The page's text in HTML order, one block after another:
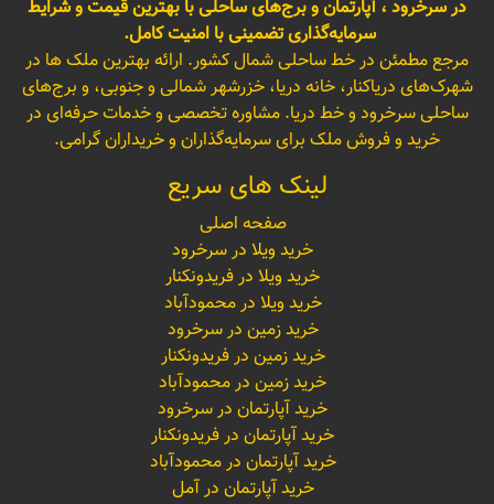
در سرخرود ، آپارتمان و برج‌های ساحلی با بهترین قیمت و شرایط
سرمایه‌گذاری تضمینی با امنیت کامل.
مرجع مطمئن در خط ساحلی شمال کشور. ارائه بهترین ملک ها در
شهرک‌های دریاکنار، خانه دریا، خزرشهر شمالی و جنوبی، و برج‌های
ساحلی سرخرود و خط دریا. مشاوره تخصصی و خدمات حرفه‌ای در
خرید و فروش ملک برای سرمایه‌گذاران و خریداران گرامی.
لینک های سریع
صفحه اصلی
خرید ویلا در سرخرود
خرید ویلا در فریدونکنار
خرید ویلا در محمودآباد
خرید زمین در سرخرود
خرید زمین در فریدونکنار
خرید زمین در محمودآباد
خرید آپارتمان در سرخرود
خرید آپارتمان در فریدونکنار
خرید آپارتمان در محمودآباد
خرید آپارتمان در آمل